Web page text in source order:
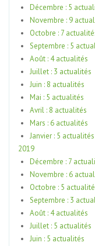
Décembre : 5
Novembre : 9
Octobre : 7
Septembre : 5
Août : 4 actualités
Juillet : 3 actualités
Juin : 8 actualités
Mai : 5 actualités
Avril : 8 actualités
Mars : 6 actualités
Janvier : 5 actualités
2019
Décembre : 7
Novembre : 6
Octobre : 5
Septembre : 3
Août : 4 actualités
Juillet : 5 actualités
Juin : 5 actualités